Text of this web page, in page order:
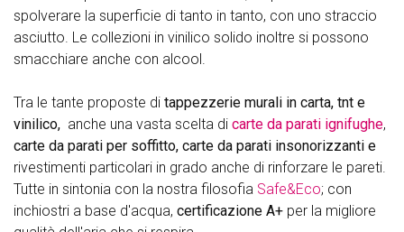
spolverare la superficie di tanto in tanto, con uno straccio
asciutto. Le collezioni in vinilico solido inoltre si possono
smacchiare anche con alcool.
Tra le tante proposte di tappezzerie murali in carta, tnt e
vinilico, anche una vasta scelta di carte da parati ignifughe,
carte da parati per soffitto, carte da parati insonorizzanti e
rivestimenti particolari in grado anche di rinforzare le pareti.
Tutte in sintonia con la nostra filosofia Safe&Eco; con
inchiostri a base d'acqua, certificazione A+ per la migliore